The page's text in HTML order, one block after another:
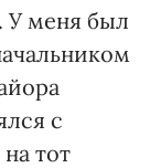
У меня был
с
тот